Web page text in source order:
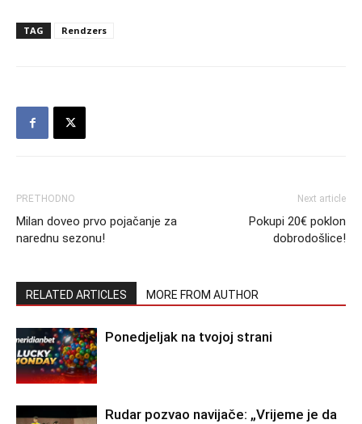
TAG Rendzers
PRETHODNO
Milan doveo prvo pojačanje za
narednu sezonu!
Next article
Pokupi 20€ poklon
dobrodošlice!
RELATED ARTICLES MORE FROM AUTHOR
Ponedjeljak na tvojoj strani
Rudar pozvao navijače: „Vrijeme je da